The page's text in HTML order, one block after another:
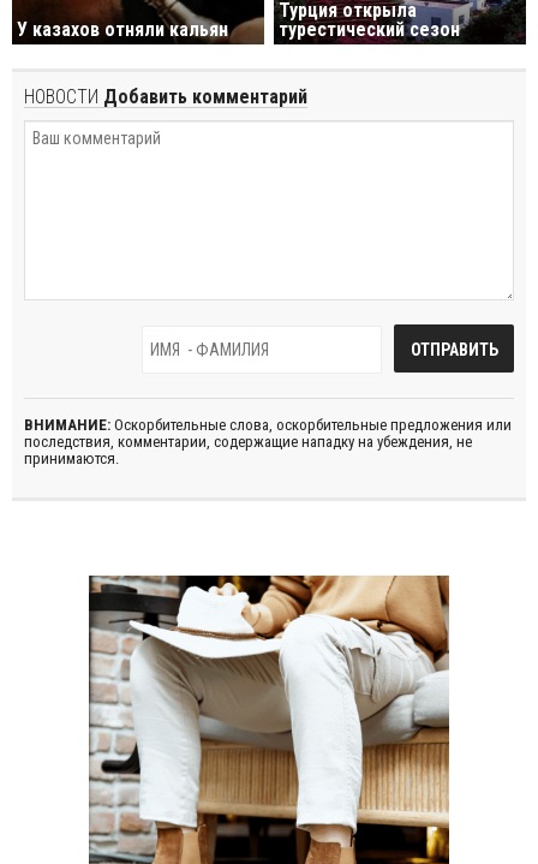
У казахов отняли кальян
Турция открыла
турестический сезон
НОВОСТИ Добавить комментарий
ВНИМАНИЕ: Оскорбительные слова, оскорбительные предложения или
последствия, комментарии, содержащие нападку на убеждения, не
принимаются.